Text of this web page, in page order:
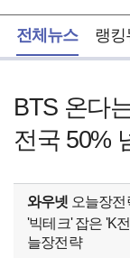
전체뉴스 랭킹
BTS 온다
전국 50%
와우넷 오늘장전
'빅테크' 잡은 'K
늘장전략